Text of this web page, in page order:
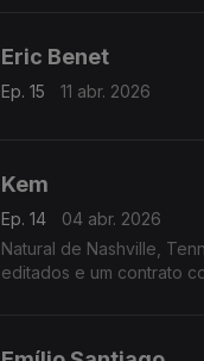
Eric Benet
Ep. 15 11 abr. 2026
Kem
Ep. 14
04 abr. 2026
Natural de Nashville,
editados e um contrato